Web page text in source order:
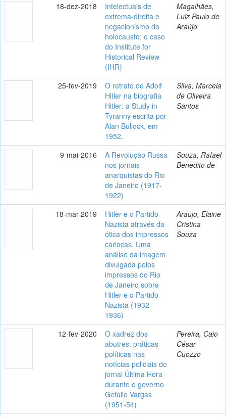
18-dez-2018
Intelectuais de
extrema-direita e
negacionismo do
holocausto: o caso
do Institute for
Historical Review
(IHR)
Magalhães,
Luiz Paulo de
Araújo
25-fev-2019
O retrato de Adolf
Hitler na biografia
Hitler: a Study in
Tyranny escrita por
Alan Bullock, em
1952.
Silva, Marcela
de Oliveira
Santos
9-mai-2016
A Revolução Russa
nos jornais
anarquistas do Rio
de Janeiro (1917-
1922)
Souza, Rafael
Benedito de
18-mar-2019
Hitler e o Partido
Nazista através da
ótica dos impressos
cariocas. Uma
análise da imagem
divulgada pelos
impressos do Rio
de Janeiro sobre
Hitler e o Partido
Nazista (1932-
1936)
Araujo, Elaine
Cristina
Souza
12-fev-2020
O xadrez dos
abutres: práticas
políticas nas
notícias policiais do
jornal Última Hora
durante o governo
Getúlio Vargas
(1951-54)
Pereira, Caio
César
Cuozzo